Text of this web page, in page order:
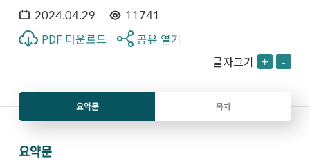
2024.04.29 11741
PDF 다운로드
공유 열기
글자크기 + -
요약문 목차
요약문